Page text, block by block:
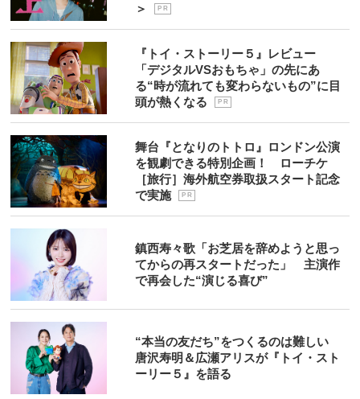
＞
P R
『トイ・ストーリー５』レビュー
「デジタルVSおもちゃ」の先にあ
る“時が流れても変わらないもの”に目
頭が熱くなる
P R
舞台『となりのトトロ』ロンドン公演
を観劇できる特別企画！ ローチケ
［旅行］海外航空券取扱スタート記念
で実施
P R
鎮西寿々歌「お芝居を辞めようと思っ
てからの再スタートだった」 主演作
で再会した“演じる喜び”
“本当の友だち”をつくるのは難しい
唐沢寿明＆広瀬アリスが『トイ・スト
ーリー５』を語る